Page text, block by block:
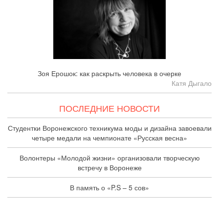
Зоя Ерошок: как раскрыть человека в очерке
Катя Дыгало
ПОСЛЕДНИЕ НОВОСТИ
Студентки Воронежского техникума моды и дизайна завоевали
четыре медали на чемпионате «Русская весна»
Волонтеры «Молодой жизни» организовали творческую
встречу в Воронеже
В память о «P.S – 5 сов»